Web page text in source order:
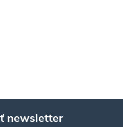
newsletter